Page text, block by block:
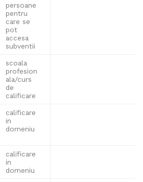
persoane
pentru
care se
pot
accesa
subventii
scoala
profesion
ala/curs
de
calificare
calificare
in
domeniu
calificare
in
domeniu